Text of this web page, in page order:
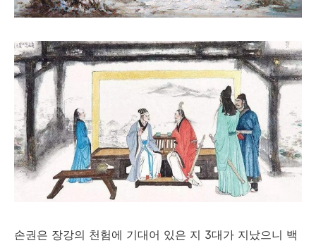
손권은 장강의 천험에 기대어 있은 지 3대가 지났으니 백